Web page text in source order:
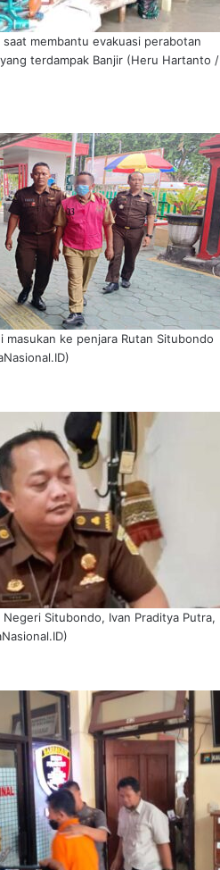
saat membantu evakuasi perabotan
terdampak Banjir (Heru Hartanto /
masukan ke penjara Rutan Situbondo
Negeri Situbondo, Ivan Praditya Putra,